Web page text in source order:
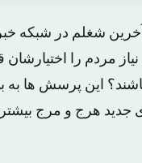
آخرین شغلم در شبکه
نیاز مردم را
باشند؟ این پرسش ها
جدید هرج و مرج